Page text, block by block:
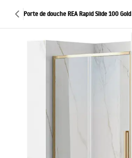
Porte de douche REA Rapid Slide 100 Gold